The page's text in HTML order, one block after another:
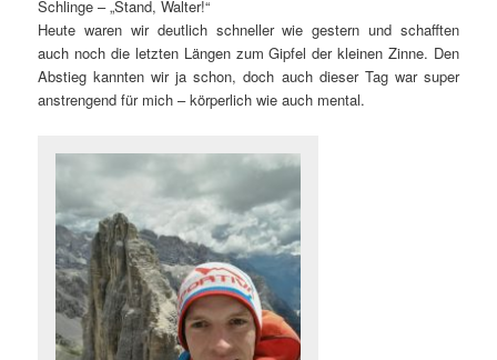
Schlinge – „Stand, Walter!“
Heute waren wir deutlich schneller wie gestern und schafften
auch noch die letzten Längen zum Gipfel der kleinen Zinne. Den
Abstieg kannten wir ja schon, doch auch dieser Tag war super
anstrengend für mich – körperlich wie auch mental.